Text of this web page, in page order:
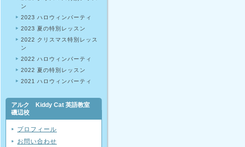
ン
2023 ハロウィンパーティ
2023 夏の特別レッスン
2022 クリスマス特別レッス
ン
2022 ハロウィンパーティ
2022 夏の特別レッスン
2021 ハロウィンパーティ
アルク Kiddy Cat 英語教室
磯辺校
プロフィール
お問い合わせ